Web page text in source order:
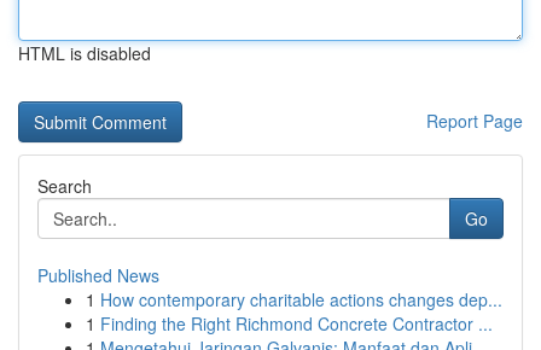
HTML is disabled
Report Page
Search
Go
Published News
1 How contemporary charitable actions changes dep...
1 Finding the Right Richmond Concrete Contractor ...